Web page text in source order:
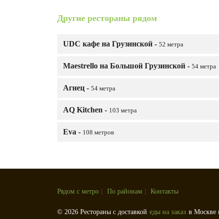
Другие рестораны рядом
UDC кафе на Грузинской - 52 метра
Maestrello на Большой Грузинской - 54 метра
Агнец - 54 метра
AQ Kitchen - 103 метра
Eva - 108 метров
Рядом с метро По районам Контакты
© 2026 Рестораны с доставкой еды на заказ в